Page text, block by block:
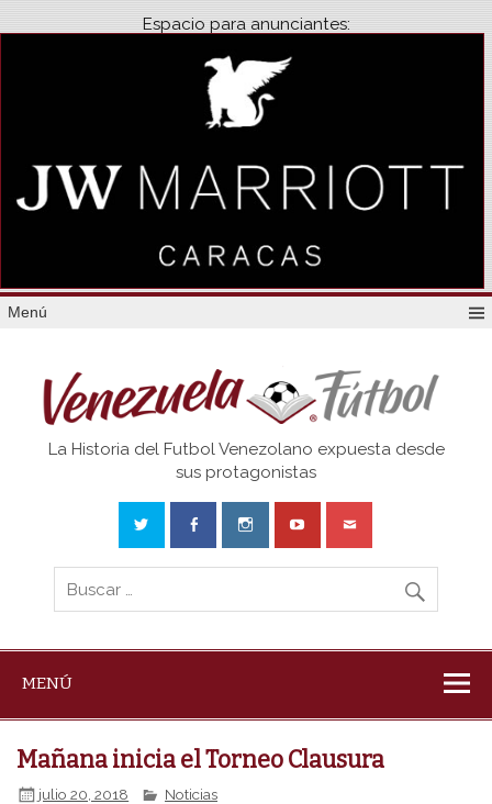
Espacio para anunciantes:
Menú
Venezuela
La Historia del Futbol Venezolano expuesta desde
sus protagonistas
MENÚ
Mañana inicia el Torneo Clausura
julio 20, 2018 Noticias